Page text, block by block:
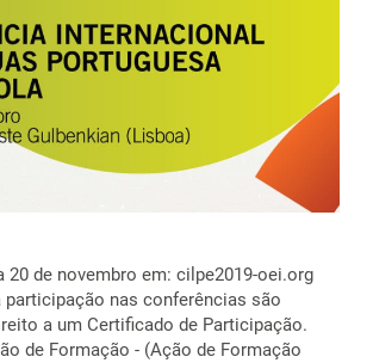
20 de novembro em: cilpe2019-oei.org
nas conferências são
a um Certificado de Participação.
de Formação - (Ação de Formação